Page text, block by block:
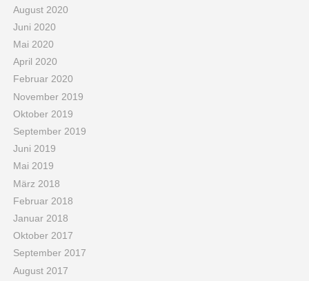
August 2020
Juni 2020
Mai 2020
April 2020
Februar 2020
November 2019
Oktober 2019
September 2019
Juni 2019
Mai 2019
März 2018
Februar 2018
Januar 2018
Oktober 2017
September 2017
August 2017